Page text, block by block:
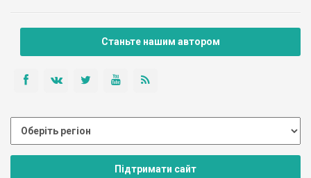
Станьте нашим автором
Підтримати сайт